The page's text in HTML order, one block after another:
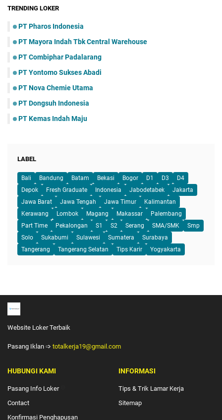
TRENDING LOKER
PT Pharos Indonesia
PT Mayora Indаh Tbk Central Warehouse
PT Combiphar Padalarang
PT Yontomo Sukses Abadi
PT Nova Chemie Utama
PT Dongsuh Indonesia
PT Kemas Indah Maju
LABEL
Bali Bandung Batam Bekasi Bogor D1 D3
D4
Depok
Fresh Graduate Indonesia Jabodetabek
Jakarta
Jawa Barat
Jawa Tengah Jawa Timur
Kalimantan
Kerawang
Lombok Magang Makassar
Palembang
Part Time
Pekalongan S1 S2 Serang SMA/SMK
Smp
Solo
Sukabumi Sulawesi Sumatera
Surabaya
Tangerang
Tangerang Selatan Tips Karir Yogyakarta
Website Loker Terbaik
Pasang Iklan ➩ totalkerja19@gmail.com
HUBUNGI KAMI
Pasang Info Loker
Contact
Konfirmasi Penghapusan
INFORMASI
Tips & Trik Lamar Kerja
Sitemap